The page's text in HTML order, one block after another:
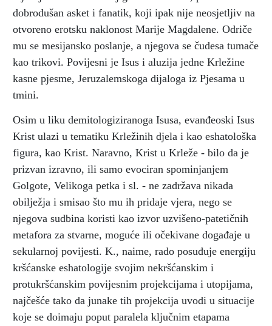
dobrodušan asket i fanatik, koji ipak nije neosjetljiv na
otvoreno erotsku naklonost Marije Magdalene. Odriče
mu se mesijansko poslanje, a njegova se čudesa tumače
kao trikovi. Povijesni je Isus i aluzija jedne Krležine
kasne pjesme, Jeruzalemskoga dijaloga iz Pjesama u
tmini.
Osim u liku demitologiziranoga Isusa, evanđeoski Isus
Krist ulazi u tematiku Krležinih djela i kao eshatološka
figura, kao Krist. Naravno, Krist u Krleže - bilo da je
prizvan izravno, ili samo evociran spominjanjem
Golgote, Velikoga petka i sl. - ne zadržava nikada
obilježja i smisao što mu ih pridaje vjera, nego se
njegova sudbina koristi kao izvor uzvišeno-patetičnih
metafora za stvarne, moguće ili očekivane događaje u
sekularnoj povijesti. K., naime, rado posuđuje energiju
kršćanske eshatologije svojim nekršćanskim i
protukršćanskim povijesnim projekcijama i utopijama,
najčešće tako da junake tih projekcija uvodi u situacije
koje se doimaju poput paralela ključnim etapama